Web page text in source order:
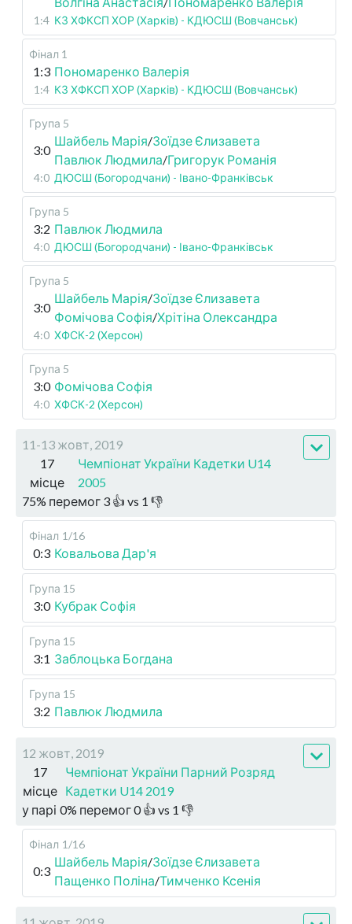
1:4 КЗ ХФКСП ХОР (Харків) - КДЮСШ (Вовчанськ)
Фінал 1
1:3 Пономаренко Валерія
1:4 КЗ ХФКСП ХОР (Харків) - КДЮСШ (Вовчанськ)
Група 5
3:0
Шайбель Марія/Зоїдзе Єлизавета
Павлюк Людмила/Григорук Романія
4:0 ДЮСШ (Богородчани) - Івано-Франківськ
Група 5
3:2 Павлюк Людмила
4:0 ДЮСШ (Богородчани) - Івано-Франківськ
Група 5
3:0
Шайбель Марія/Зоїдзе Єлизавета
Фомічова Софія/Хрітіна Олександра
4:0 ХФСК-2 (Херсон)
Група 5
3:0 Фомічова Софія
4:0 ХФСК-2 (Херсон)
11-13 жовт, 2019
17
місце
Чемпіонат України Кадетки U14
2005
75% перемог 3 👍 vs 1 👎
Фінал 1/16
0:3 Ковальова Дар'я
Група 15
3:0 Кубрак Софія
Група 15
3:1 Заблоцька Богдана
Група 15
3:2 Павлюк Людмила
12 жовт, 2019
17
місце
Чемпіонат України Парний Розряд
Кадетки U14 2019
у парі 0% перемог0👍 vs 1 👎
Фінал 1/16
0:3
Шайбель Марія/Зоїдзе Єлизавета
Пащенко Поліна/Тимченко Ксенія